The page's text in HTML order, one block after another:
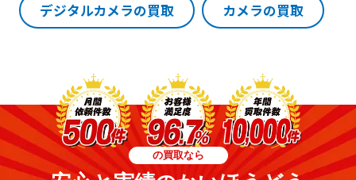
デジタルカメラの買取 カメラの買取
の買取なら